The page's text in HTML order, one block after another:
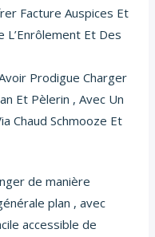
Facture Auspices Et
L’Enrôlement Et Des
Prodigue Charger
Et Pèlerin , Avec Un
Chaud Schmooze Et
de manière
plan , avec
accessible de